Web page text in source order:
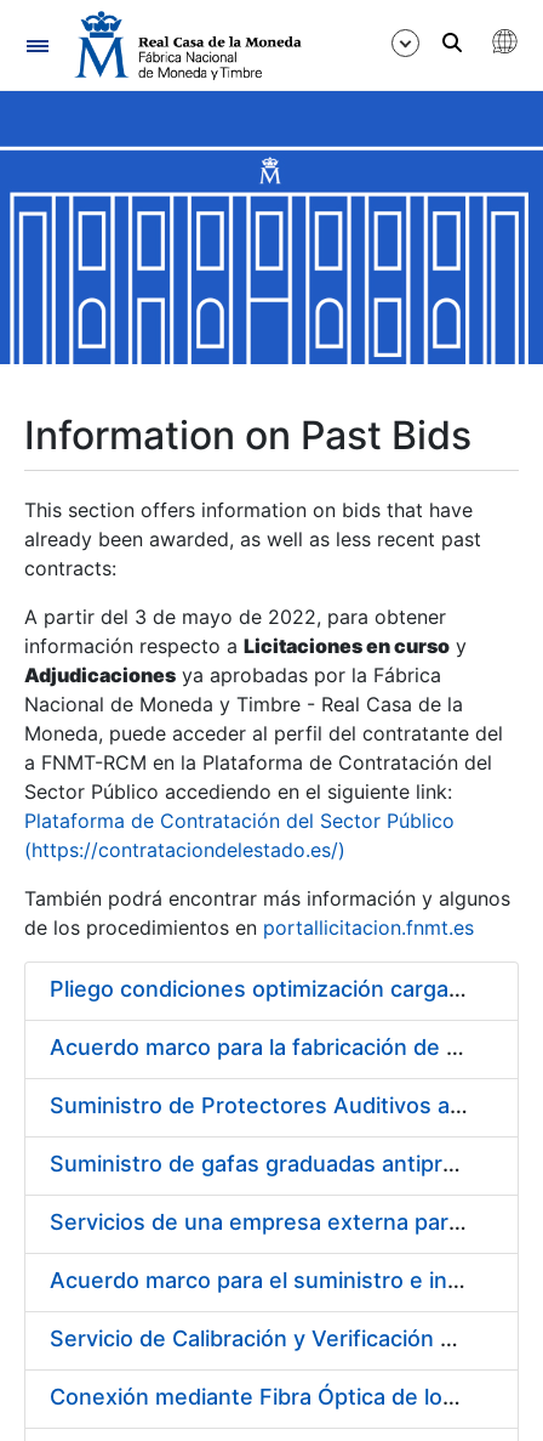
Navigation
Show/Hide
Show/Hide
Show/Hide
Show/Hide
Show/Hide
Show/Hide
Information on Past Bids
This section offers information on bids that have
already been awarded, as well as less recent past
contracts:
A partir del 3 de mayo de 2022, para obtener
información respecto a Licitaciones en curso y
Adjudicaciones ya aprobadas por la Fábrica
Nacional de Moneda y Timbre - Real Casa de la
Moneda, puede acceder al perfil del contratante del
a FNMT-RCM en la Plataforma de Contratación del
Sector Público accediendo en el siguiente link:
Plataforma de Contratación del Sector Público
(https://contrataciondelestado.es/)
También podrá encontrar más información y algunos
de los procedimientos en portallicitacion.fnmt.es
Pliego condiciones optimización cargas compras firmado
Acuerdo marco para la fabricación de piezas
Suministro de Protectores Auditivos a medida para las personas trabajadoras de los Centros de Trabajo de Madrid y Burgos
Suministro de gafas graduadas antiproyecciones para los trabajadores de la FNMT-RCM en los centros de trabajo de Madrid y Burgos
Servicios de una empresa externa para el asesoramiento y resolución de los recursos de alzada que se presentan relacionados con procesos de selección para la FNMT-RCM
Acuerdo marco para el suministro e instalación de persianas, estores y otros complementos
Servicio de Calibración y Verificación Externa de los Equipos de Medición del Servicio de Prevención de la FNMT-RCM
Conexión mediante Fibra Óptica de los Centros de Proceso de Datos (CPDs) de las sedes de la FNMT-RCM de Burgos y Madrid